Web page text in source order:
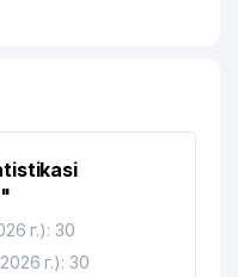
г.): 30
г.): 30